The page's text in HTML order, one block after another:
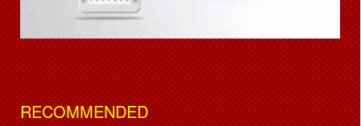
RECOMMENDED